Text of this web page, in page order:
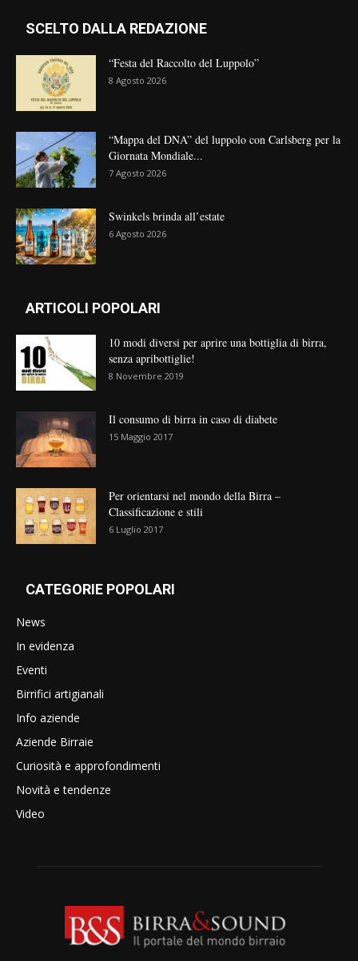
SCELTO DALLA REDAZIONE
“Festa del Raccolto del Luppolo”
8 Agosto 2026
“Mappa del DNA” del luppolo con Carlsberg per la
Giornata Mondiale...
7 Agosto 2026
Swinkels brinda all’estate
6 Agosto 2026
ARTICOLI POPOLARI
10 modi diversi per aprire una bottiglia di birra,
senza apribottiglie!
8 Novembre 2019
Il consumo di birra in caso di diabete
15 Maggio 2017
Per orientarsi nel mondo della Birra –
Classificazione e stili
6 Luglio 2017
CATEGORIE POPOLARI
News
In evidenza
Eventi
Birrifici artigianali
Info aziende
Aziende Birraie
Curiosità e approfondimenti
Novità e tendenze
Video